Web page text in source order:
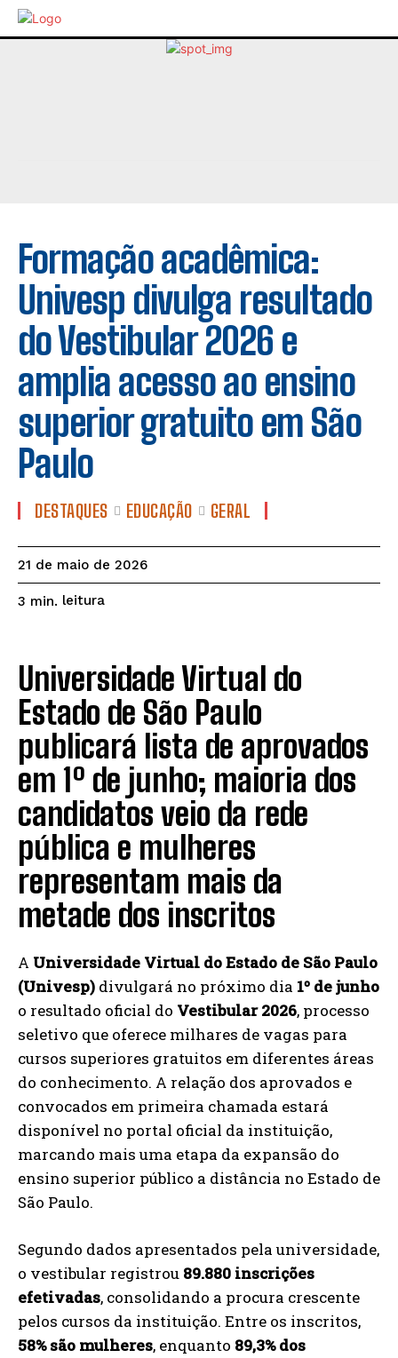
Formação acadêmica:
Univesp divulga resultado
do Vestibular 2026 e
amplia acesso ao ensino
superior gratuito em São
Paulo
DESTAQUES EDUCAÇÃO GERAL
21 de maio de 2026
3 min. leitura
Universidade Virtual do
Estado de São Paulo
publicará lista de aprovados
em 1º de junho; maioria dos
candidatos veio da rede
pública e mulheres
representam mais da
metade dos inscritos
A Universidade Virtual do Estado de São Paulo
(Univesp) divulgará no próximo dia 1º de junho
o resultado oficial do Vestibular 2026, processo
seletivo que oferece milhares de vagas para
cursos superiores gratuitos em diferentes áreas
do conhecimento. A relação dos aprovados e
convocados em primeira chamada estará
disponível no portal oficial da instituição,
marcando mais uma etapa da expansão do
ensino superior público a distância no Estado de
São Paulo.
Segundo dados apresentados pela universidade,
o vestibular registrou 89.880 inscrições
efetivadas, consolidando a procura crescente
pelos cursos da instituição. Entre os inscritos,
58% são mulheres, enquanto 89,3% dos